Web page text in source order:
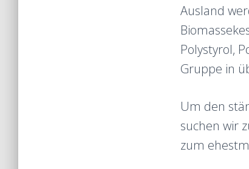
Ausland
Polystyrol,
Gruppe in
Um den
suchen wir
zum